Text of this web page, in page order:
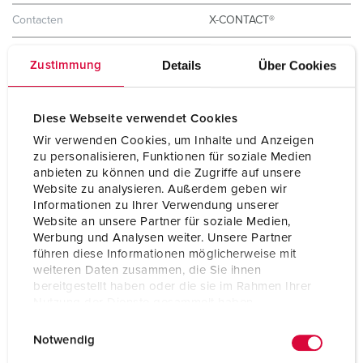
Zustimmung Details Über Cookies
Diese Webseite verwendet Cookies
Wir verwenden Cookies, um Inhalte und Anzeigen
zu personalisieren, Funktionen für soziale Medien
anbieten zu können und die Zugriffe auf unsere
Website zu analysieren. Außerdem geben wir
Informationen zu Ihrer Verwendung unserer
Website an unsere Partner für soziale Medien,
Werbung und Analysen weiter. Unsere Partner
führen diese Informationen möglicherweise mit
weiteren Daten zusammen, die Sie ihnen
bereitgestellt haben oder die sie im Rahmen Ihrer
Notwendig
Contacten X-CONTACT®
Behuizing materiaal Kunststof
Gewicht 1215 g
Certificeringen
CB Zertifikat
VDE
CQC